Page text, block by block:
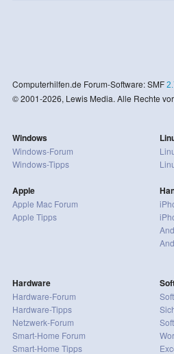
Computerhilfen.de Forum-Software: SMF
© 2001-2026, Lewis Media. Alle Rechte
Windows
Windows-Forum
Windows-Tipps
Apple
Apple Mac Forum
Apple Tipps
Hardware
Hardware-Forum
Hardware-Tipps
Netzwerk-Forum
Smart-Home Forum
Smart-Home Tipps